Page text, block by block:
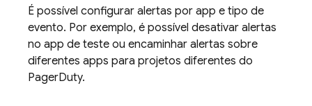
É possível configurar alertas por app e tipo de
evento. Por exemplo, é possível desativar alertas
no app de teste ou encaminhar alertas sobre
diferentes apps para projetos diferentes do
PagerDuty.